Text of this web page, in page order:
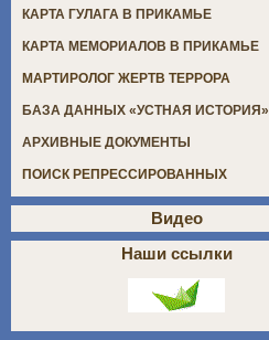
КАРТА ГУЛАГА В ПРИКАМЬЕ
КАРТА МЕМОРИАЛОВ В ПРИКАМЬЕ
МАРТИРОЛОГ ЖЕРТВ ТЕРРОРА
БАЗА ДАННЫХ «УСТНАЯ ИСТОРИЯ»
АРХИВНЫЕ ДОКУМЕНТЫ
ПОИСК РЕПРЕССИРОВАННЫХ
Видео
Наши ссылки